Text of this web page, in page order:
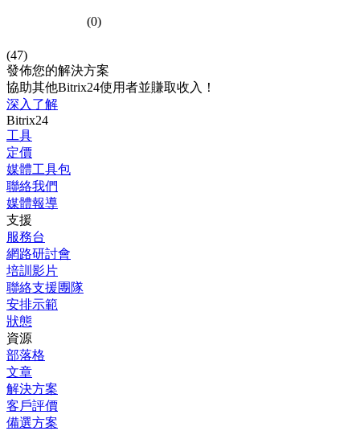
(0)
(47)
發佈您的解決方案
協助其他Bitrix24使用者並賺取收入！
深入了解
Bitrix24
工具
定價
媒體工具包
聯絡我們
媒體報導
支援
服務台
網路研討會
培訓影片
聯絡支援團隊
安排示範
狀態
資源
部落格
文章
解決方案
客戶評價
備選方案